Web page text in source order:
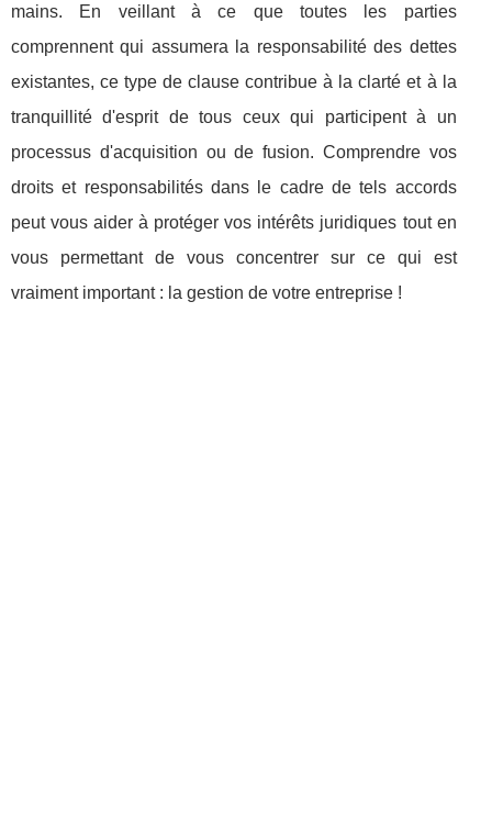
mains. En veillant à ce que toutes les parties
comprennent qui assumera la responsabilité des dettes
existantes, ce type de clause contribue à la clarté et à la
tranquillité d'esprit de tous ceux qui participent à un
processus d'acquisition ou de fusion. Comprendre vos
droits et responsabilités dans le cadre de tels accords
peut vous aider à protéger vos intérêts juridiques tout en
vous permettant de vous concentrer sur ce qui est
vraiment important : la gestion de votre entreprise !